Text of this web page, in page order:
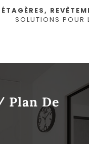
SOLUTIONS POUR
Plan De